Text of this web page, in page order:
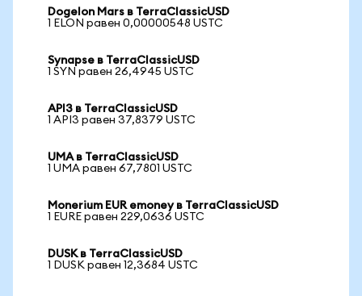
Dogelon Mars в TerraClassicUSD
1 ELON равен 0,00000548 USTC
Synapse в TerraClassicUSD
1 SYN равен 26,4945 USTC
API3 в TerraClassicUSD
1 API3 равен 37,8379 USTC
UMA в TerraClassicUSD
1 UMA равен 67,7801 USTC
Monerium EUR emoney в TerraClassicUSD
1 EURE равен 229,0636 USTC
DUSK в TerraClassicUSD
1 DUSK равен 12,3684 USTC